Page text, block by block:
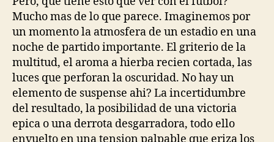
Mucho mas de lo que parece. Imaginemos por
un momento la atmosfera de un estadio en una
noche de partido importante. El griterio de la
multitud, el aroma a hierba recien cortada, las
luces que perforan la oscuridad. No hay un
elemento de suspense ahi? La incertidumbre
del resultado, la posibilidad de una victoria
epica o una derrota desgarradora, todo ello
envuelto en una tension palpable que eriza los